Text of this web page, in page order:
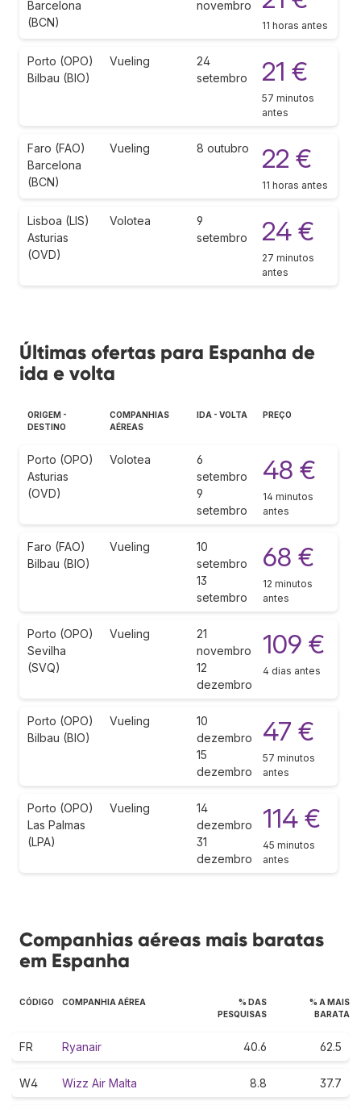
Barcelona
(BCN)
novembro
11 horas antes
Porto (OPO)
Bilbau (BIO)
Vueling
24
setembro
21 €
57 minutos
antes
Faro (FAO)
Barcelona
(BCN)
Vueling 8 outubro 22 €
11 horas antes
Lisboa (LIS)
Asturias
(OVD)
Volotea
9
setembro
24 €
27 minutos
antes
Últimas ofertas para Espanha de
ida e volta
ORIGEM -
DESTINO
COMPANHIAS
AÉREAS
IDA - VOLTA PREÇO
Porto (OPO)
Asturias
(OVD)
Volotea
6
setembro
9
setembro
48 €
14 minutos
antes
Faro (FAO)
Bilbau (BIO)
Vueling
10
setembro
13
setembro
68 €
12 minutos
antes
Porto (OPO)
Sevilha
(SVQ)
Vueling
21
novembro
12
dezembro
109 €
4 dias antes
Porto (OPO)
Bilbau (BIO)
Vueling
10
dezembro
15
dezembro
47 €
57 minutos
antes
Porto (OPO)
Las Palmas
(LPA)
Vueling
14
dezembro
31
dezembro
114 €
45 minutos
antes
Companhias aéreas mais baratas
em Espanha
CÓDIGO COMPANHIA AÉREA
% DAS
PESQUISAS
% A MAIS
BARATA
FR Ryanair 40.6 62.5
W4 Wizz Air Malta 8.8 37.7